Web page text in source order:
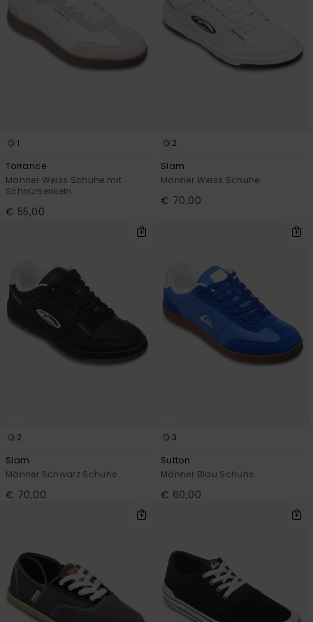
1
Torrance
Männer Weiss Schuhe mit
Schnürsenkeln
€ 55,00
2
Slam
Männer Weiss Schuhe
€ 70,00
2
Slam
Männer Schwarz Schuhe
€ 70,00
3
Sutton
Männer Blau Schuhe
€ 60,00